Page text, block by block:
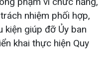
nhiệm phối hợp,
kiện giúp đỡ Ủy ban
khai thực hiện Quy